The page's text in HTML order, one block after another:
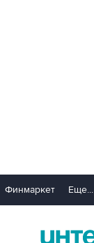
Финмаркет Еще...